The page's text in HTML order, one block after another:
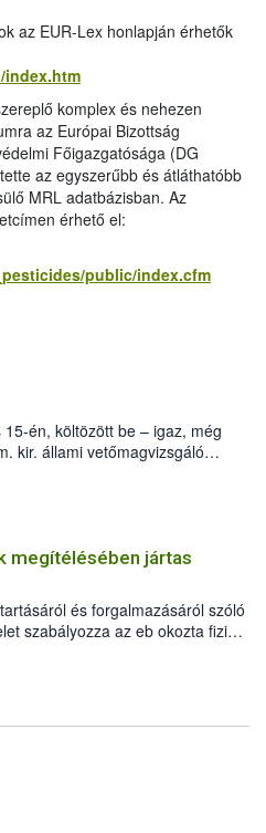
az EUR-Lex honlapján érhetők
index.htm
komplex és nehezen
az Európai Bizottság
Főigazgatósága (DG
az egyszerűbb és átláthatóbb
MRL adatbázisban. Az
érhető el:
public/index.cfm
én, költözött be – igaz, még
kir. állami vetőmagvizsgáló
alatti, Czigler Győző által
megítélésében jártas
és forgalmazásáról szóló
szabályozza az eb okozta fizikai
keletkezésekor felmerülő
veszélyes eb tartását és annak